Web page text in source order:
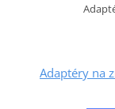
Adaptéry na